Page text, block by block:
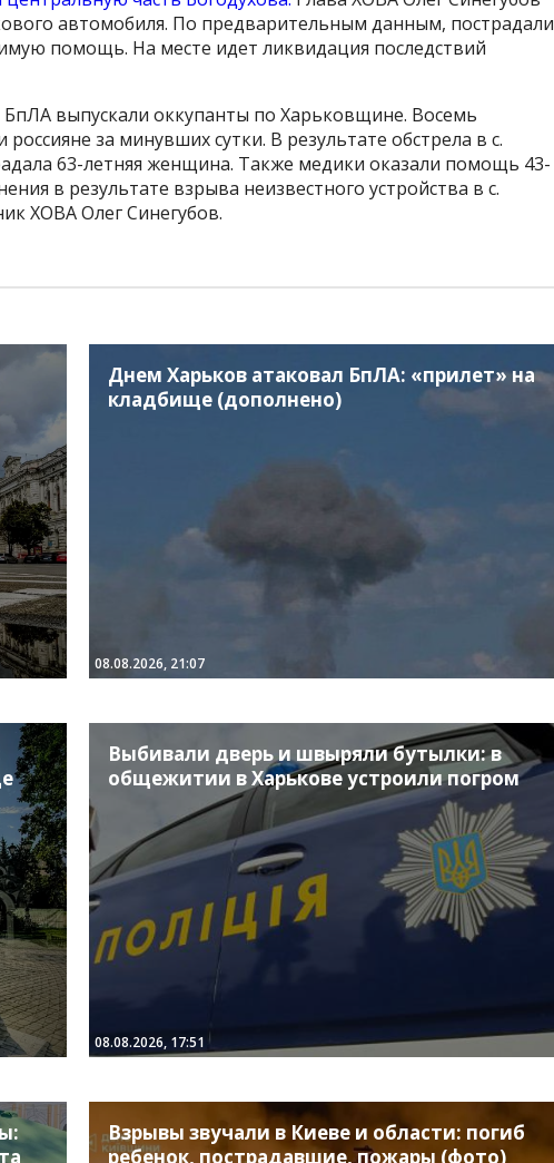
автомобиля. По предварительным данным, пострадали
помощь. На месте идет ликвидация последствий
выпускали оккупанты по Харьковщине. Восемь
за минувших сутки. В результате обстрела в с.
63-летняя женщина. Также медики оказали помощь 43-
в результате взрыва неизвестного устройства в с.
ХОВА Олег Синегубов.
Днем Харьков атаковал БпЛА: «прилет» на
кладбище (дополнено)
08.08.2026, 21:07
Выбивали дверь и швыряли бутылки: в
общежитии в Харькове устроили погром
08.08.2026, 17:51
Взрывы звучали в Киеве и области: погиб
ребенок, пострадавшие, пожары (фото)